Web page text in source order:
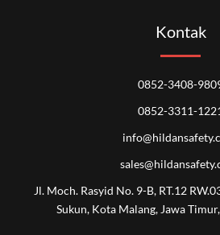
Kontak
0852-3408-
0852-3311-
Jl. Moch. Rasyid No. 9-B, RT.12
Sukun, Kota Malang, Jawa